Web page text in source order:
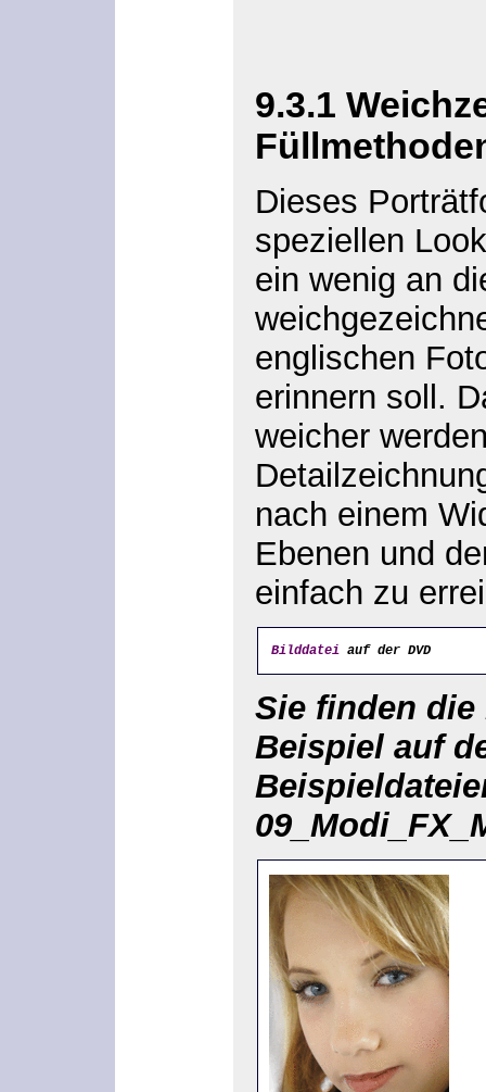
9.3.1
Dieses
speziellen
ein wenig an
englischen
erinnern soll.
weicher
nach einem
Ebenen und
einfach zu
Bilddatei auf der DVD
Sie finden die
Beispiel auf